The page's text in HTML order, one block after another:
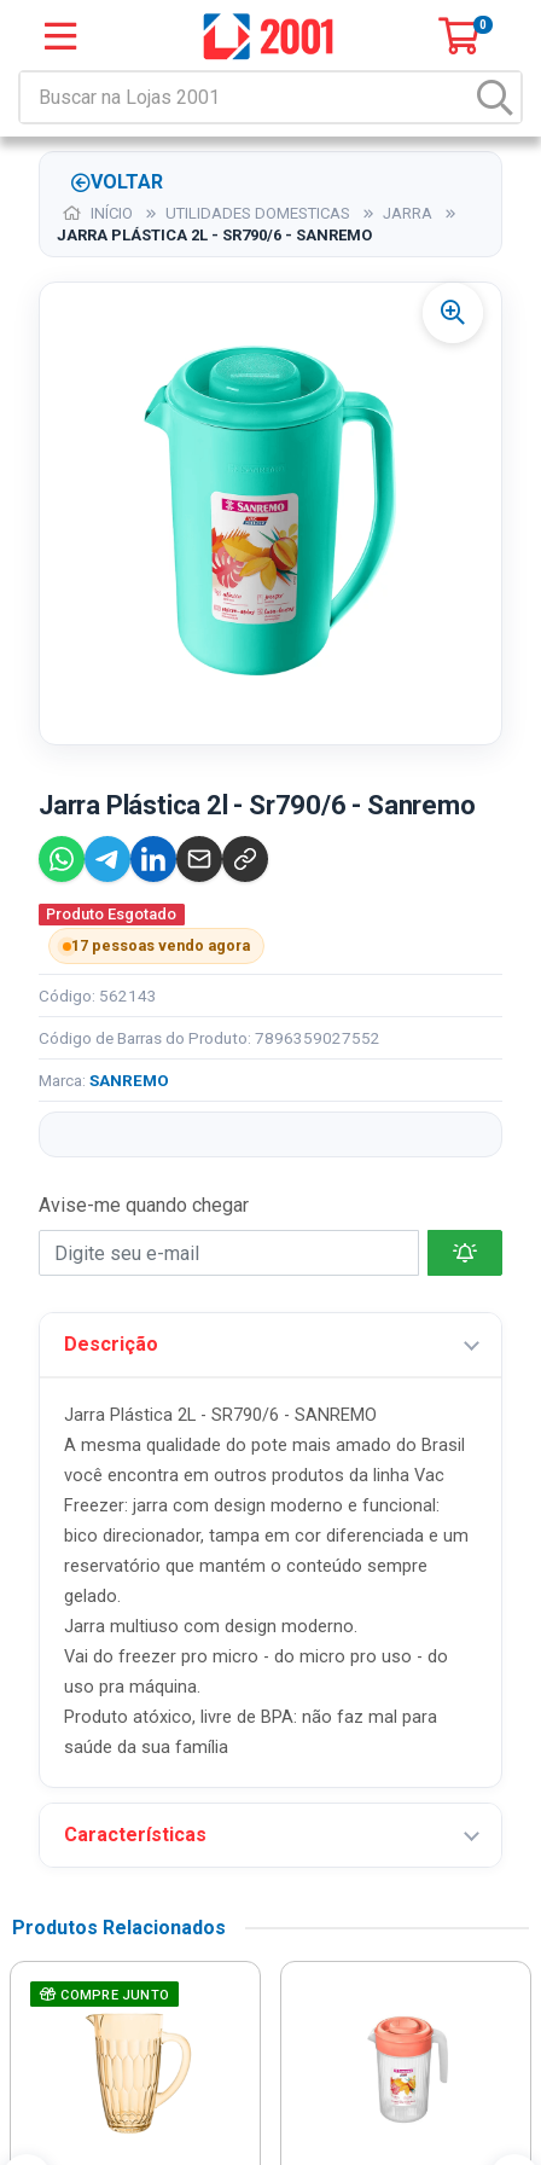
0
VOLTAR
INÍCIO UTILIDADES DOMESTICAS
JARRA
JARRA PLÁSTICA 2L - SR790/6 - SANREMO
Jarra Plástica 2l - Sr790/6 - Sanremo
Produto Esgotado
17 pessoas vendo agora
Código: 562143
Código de Barras do Produto: 7896359027552
Marca: SANREMO
Avise-me quando chegar
Descrição
Jarra Plástica 2L - SR790/6 - SANREMO
A mesma qualidade do pote mais amado do Brasil
você encontra em outros produtos da linha Vac
Freezer: jarra com design moderno e funcional:
bico direcionador, tampa em cor diferenciada e um
reservatório que mantém o conteúdo sempre
gelado.
Jarra multiuso com design moderno.
Vai do freezer pro micro - do micro pro uso - do
uso pra máquina.
Produto atóxico, livre de BPA: não faz mal para
saúde da sua família
Características
Produtos Relacionados
COMPRE JUNTO